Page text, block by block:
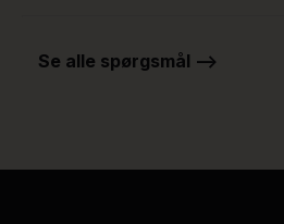
Se alle spørgsmål -->